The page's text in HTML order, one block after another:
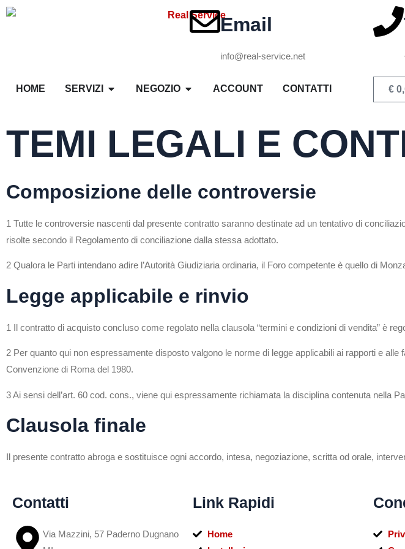
Email
info@real-service.net
HOME SERVIZI NEGOZIO ACCOUNT CONTATTI €
TEMI LEGALI E
Composizione delle controversie
1 Tutte le controversie nascenti dal presente contratto saranno destinate ad un tentativo di
risolte secondo il Regolamento di conciliazione dalla stessa adottato.
2 Qualora le Parti intendano adire l’Autorità Giudiziaria ordinaria, il Foro competente è quello di
Legge applicabile e rinvio
1 Il contratto di acquisto concluso come regolato nella clausola “termini e condizioni di vendita” è
2 Per quanto qui non espressamente disposto valgono le norme di legge applicabili ai rapporti e
Convenzione di Roma del 1980.
3 Ai sensi dell’art. 60 cod. cons., viene qui espressamente richiamata la disciplina contenuta nella
Clausola finale
Il presente contratto abroga e sostituisce ogni accordo, intesa, negoziazione, scritta od orale,
Contatti
Via Mazzini, 57 Paderno Dugnano
Link Rapidi
Home